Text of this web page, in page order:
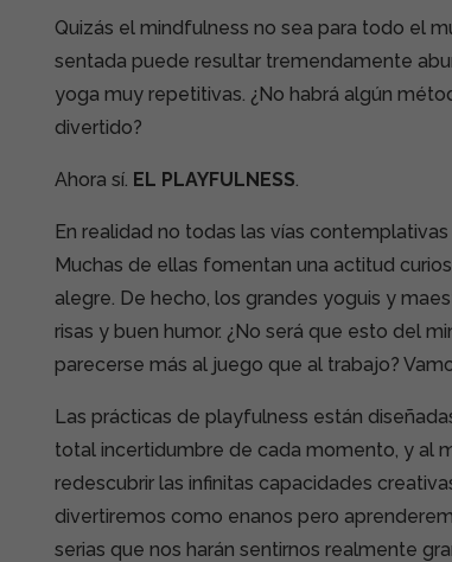
Quizás el mindfulness no sea para todo el
sentada puede resultar tremendamente
yoga muy repetitivas. ¿No habrá algún
divertido?
Ahora sí. EL PLAYFULNESS.
En realidad no todas las vías
Muchas de ellas fomentan una actitud
alegre. De hecho, los grandes yoguis y
risas y buen humor. ¿No será que esto del
parecerse más al juego que al trabajo?
Las prácticas de playfulness están
total incertidumbre de cada momento, y al
redescubrir las infinitas capacidades
divertiremos como enanos pero
serias que nos harán sentirnos realmente